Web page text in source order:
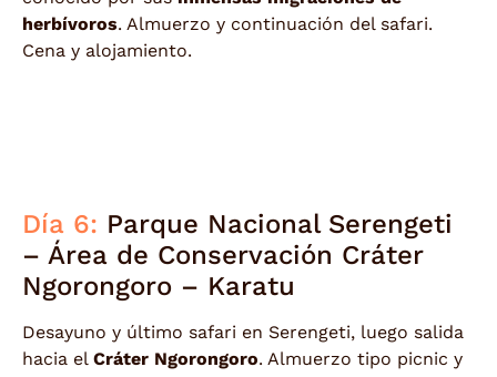
herbívoros. Almuerzo y continuación del safari.
Cena y alojamiento.
Día 6: Parque Nacional Serengeti
– Área de Conservación Cráter
Ngorongoro – Karatu
Desayuno y último safari en Serengeti, luego salida
hacia el Cráter Ngorongoro. Almuerzo tipo picnic y